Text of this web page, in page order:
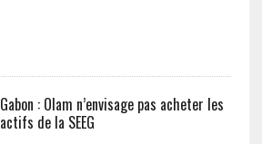
Gabon : Olam n’envisage pas acheter les
actifs de la SEEG